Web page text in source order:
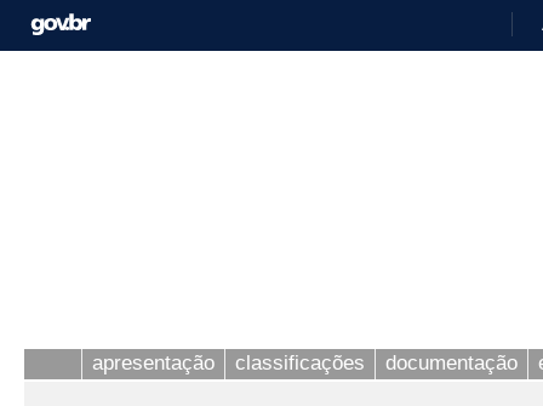
apresentação classificações documentação